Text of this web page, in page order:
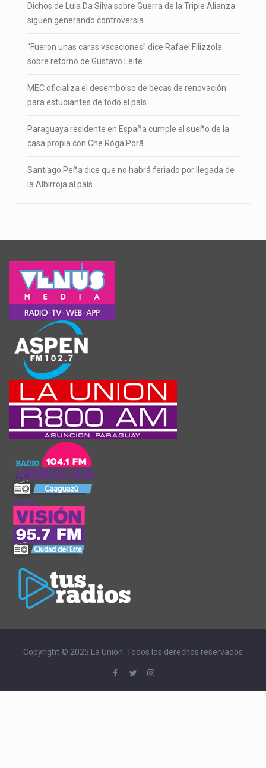
Dichos de Lula Da Silva sobre Guerra de la Triple Alianza
siguen generando controversia
“Fueron unas caras vacaciones” dice Rafael Filizzola
sobre retorno de Gustavo Leite
MEC oficializa el desembolso de becas de renovación
para estudiantes de todo el país
Paraguaya residente en España cumple el sueño de la
casa propia con Che Róga Porã
Santiago Peña dice que no habrá feriado por llegada de
la Albirroja al país
Copyright © 2025 La Unión. Todos los derechos reservados